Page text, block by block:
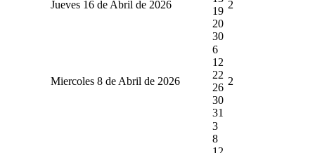
Jueves 16 de Abril de 2026
19
20
30
2
Miercoles 8 de Abril de 2026
6
12
22
26
30
31
2
3
8